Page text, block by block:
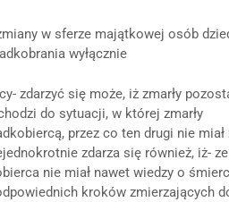
w sferze majątkowej osób
wyłącznie
zdarzyć się może, iż zmarły
do sytuacji, w której zmarły
przez co ten drugi nie miał
zdarza się również, iż-
nie miał nawet wiedzy o
kroków zmierzających